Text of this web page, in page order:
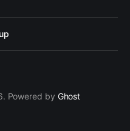
Powered by Ghost